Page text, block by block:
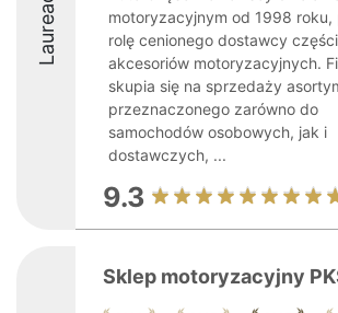
Laureaci
motoryzacyjnym od 1998 roku,
rolę cenionego dostawcy
akcesoriów motoryzacyjnych.
skupia się na sprzedaży
przeznaczonego zarówno do
samochodów osobowych, jak i
dostawczych, ...
9.3
Sklep motoryzacyjny